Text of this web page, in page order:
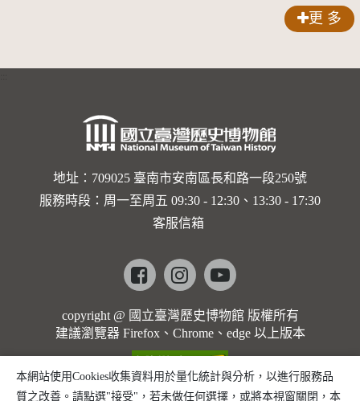
更 多
地址：709025 臺南市安南區長和路一段250號
服務時段：周一至周五 09:30 - 12:30、13:30 - 17:30
客服信箱
Facebookinstagramyoutube
copyright @ 國立臺灣歷史博物館 版權所有
建議瀏覽器 Firefox、Chrome、edge 以上版本
本網站使用Cookies收集資料用於量化統計與分析，以進行服務品
質之改善。請點選"接受"，若未做任何選擇，或將本視窗關閉，本